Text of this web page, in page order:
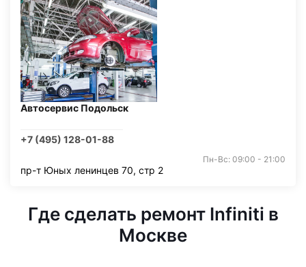
Автосервис Подольск
+7 (495) 128-01-88
Пн-Вс: 09:00 - 21:00
пр-т Юных ленинцев 70, стр 2
Где сделать ремонт Infiniti в
Москве